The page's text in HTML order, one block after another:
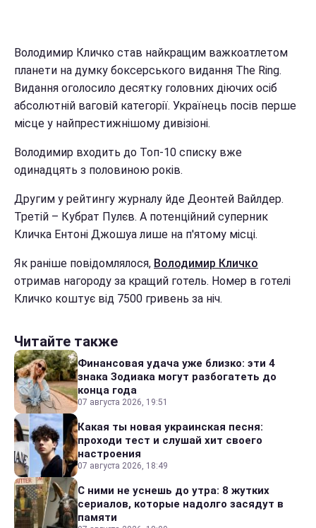
Володимир Кличко став найкращим важкоатлетом
планети на думку боксерського видання The Ring.
Видання оголосило десятку головних діючих осіб
абсолютній ваговій категорії. Українець посів перше
місце у найпрестижнішому дивізіоні.
Володимир входить до Топ-10 списку вже
одинадцять з половиною років.
Другим у рейтингу журналу йде Деонтей Вайлдер.
Третій – Кубрат Пулєв. А потенційний суперник
Кличка Ентоні Джошуа лише на п'ятому місці.
Як раніше повідомлялося, Володимир Кличко
отримав нагороду за кращий готель. Номер в готелі
Кличко коштує від 7500 гривень за ніч.
Читайте также
Финансовая удача уже близко: эти 4
знака Зодиака могут разбогатеть до
конца года
07 августа 2026, 19:51
Какая ты новая украинская песня:
проходи тест и слушай хит своего
настроения
07 августа 2026, 18:49
С ними не уснешь до утра: 8 жутких
сериалов, которые надолго засядут в
памяти